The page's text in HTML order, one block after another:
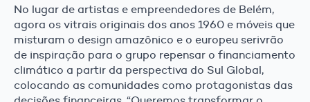
No lugar de artistas e empreendedores de Belém,
agora os vitrais originais dos anos 1960 e móveis que
misturam o design amazônico e o europeu serivrão
de inspiração para o grupo repensar o financiamento
climático a partir da perspectiva do Sul Global,
colocando as comunidades como protagonistas das